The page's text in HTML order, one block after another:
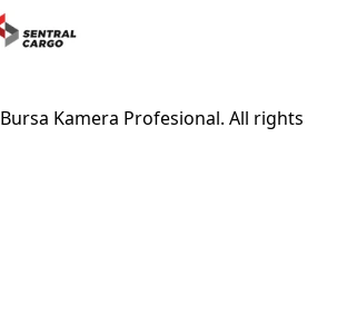
Bursa Kamera Profesional. All rights